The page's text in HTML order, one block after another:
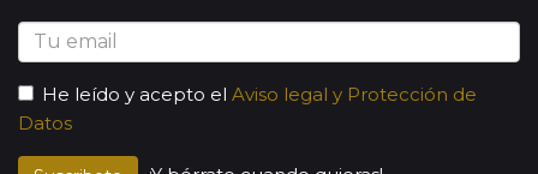
He leído y acepto el Aviso legal y Protección de
Datos